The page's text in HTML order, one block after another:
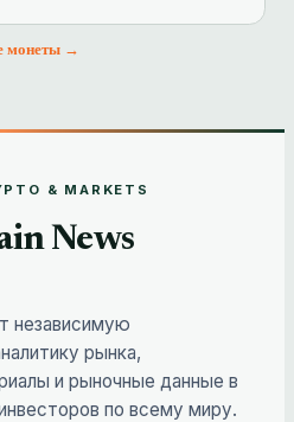
монеты →
& MARKETS
News
независимую
рынка,
и рыночные данные в
по всему миру.